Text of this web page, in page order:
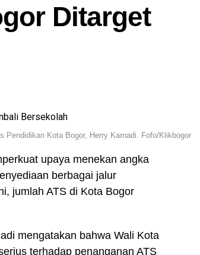
Ditarget
Pendidikan Kota Bogor, Herry Karnadi. Fofo/Klikbogor
upaya menekan angka
berbagai jalur
jumlah ATS di Kota Bogor
mengatakan bahwa Wali Kota
terhadap penanganan ATS